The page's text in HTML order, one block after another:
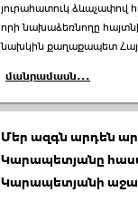
յուրահատուկ ձևաչափով
որի նախաձեռնողը
նախկին քաղաքապետ
մանրամասն...
Մեր ազգն արդեն
Կարապետյանը
Կարապետյանի